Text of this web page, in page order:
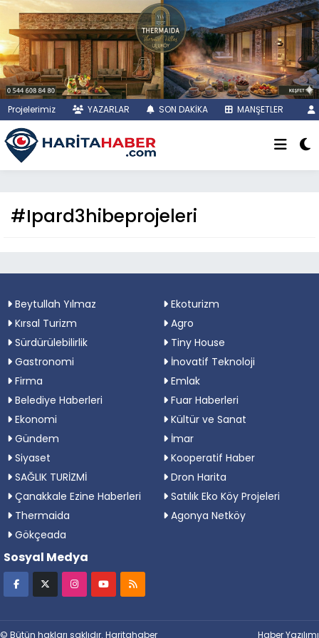
Projelerimiz YAZARLAR SON DAKİKA MANŞETLER
#Ipard3hibeprojeleri
Beytullah Yılmaz
Ekoturizm
Kırsal Turizm
Agro
Sürdürülebilirlik
Tiny House
Gastronomi
İnovatif Teknoloji
Firma
Emlak
Belediye Haberleri
Fuar Haberleri
Ekonomi
Kültür ve Sanat
Gündem
İmar
Siyaset
Kooperatif Haber
SAĞLIK TURİZMİ
Dron Harita
Çanakkale Ezine Haberleri
Satılık Eko Köy Projeleri
Thermaida
Agonya Netköy
Gökçeada
Sosyal Medya
© Bütün hakları saklıdır. Haritahaber Haber Yazılımı